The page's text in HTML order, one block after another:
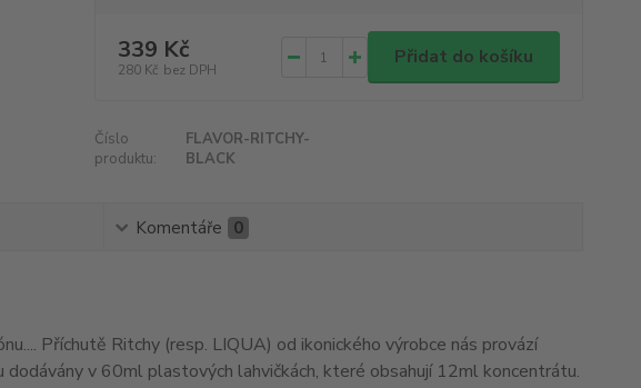
339 Kč
280 Kč bez DPH
Přidat do košíku
Číslo
produktu:
FLAVOR-RITCHY-
BLACK
Komentáře 0
Příchutě Ritchy (resp. LIQUA) od ikonického výrobce nás provází
v 60ml plastových lahvičkách, které obsahují 12ml koncentrátu.